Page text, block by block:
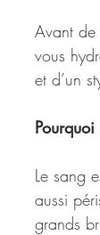
Avant de
vous
et d’un
Le sang
aussi
grands